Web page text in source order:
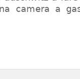
camera a